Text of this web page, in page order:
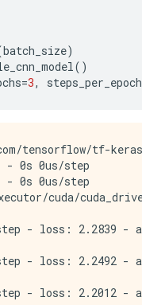
batch_size)
()
=3, steps_per_epoch
tensorflow/tf-
- 0s 0us/step
- 0s 0us/step
cuda/
step - loss: 2.2839 -
step - loss: 2.2492 -
step - loss: 2.2012 -